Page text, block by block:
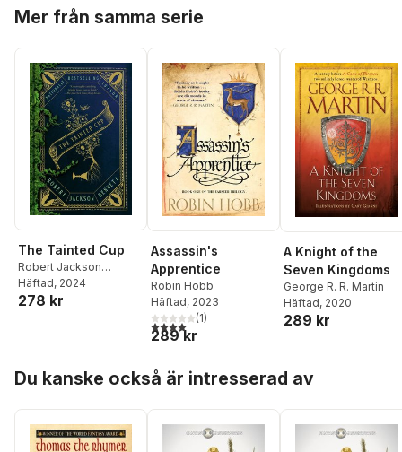
Mer från samma serie
The Tainted Cup
Robert Jackson
Bennett
Häftad, 2024
278 kr
Assassin's
Apprentice
Robin Hobb
Häftad, 2023
4,0utav 5 stjärnor. Totalt antal röster:
(1)
289 kr
A Knight of the
Seven Kingdoms
George R. R. Martin
Häftad, 2020
289 kr
Du kanske också är intresserad av